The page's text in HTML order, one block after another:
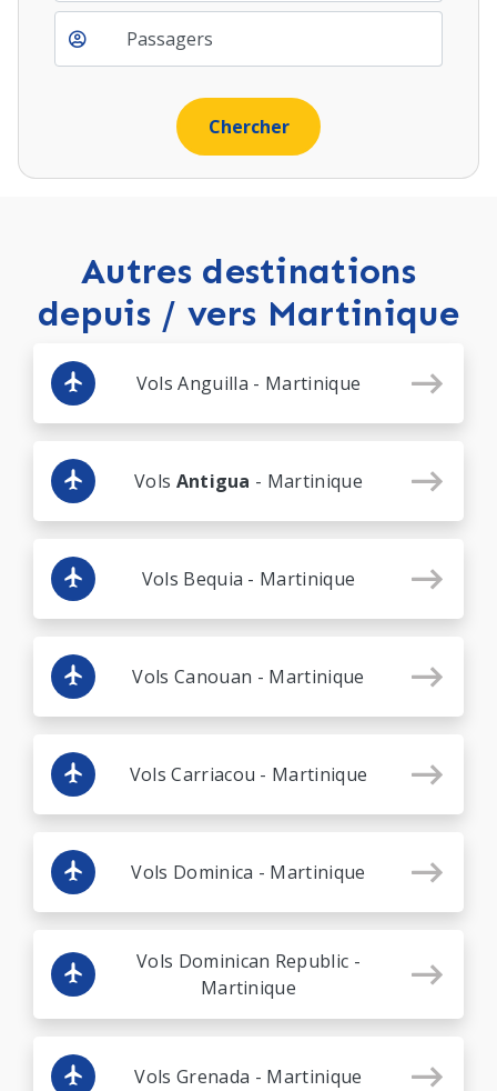
Autres destinations
depuis / vers Martinique
Vols Anguilla - Martinique
Vols Antigua - Martinique
Vols Bequia - Martinique
Vols Canouan - Martinique
Vols Carriacou - Martinique
Vols Dominica - Martinique
Vols Dominican Republic -
Martinique
Vols Grenada - Martinique